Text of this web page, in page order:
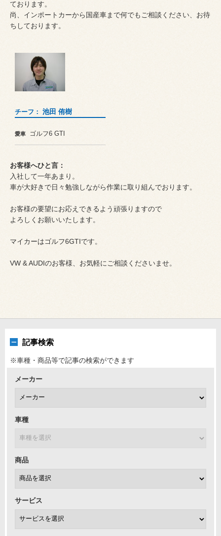
ております。
尚、インポートカーから国産車まで何でもご相談ください、お待
ちしております。
チーフ： 池田 侑樹
愛車 ゴルフ6 GTI
お客様へひと言：
入社して一年あまり。
車が大好きで日々勉強しながら作業に取り組んでおります。
お客様の要望にお応えできるよう頑張りますので
よろしくお願いいたします。
マイカーはゴルフ6GTIです。
VW & AUDIのお客様、お気軽にご相談くださいませ。
記事検索
※車種・商品等で記事の検索ができます
メーカー
車種
商品
サービス